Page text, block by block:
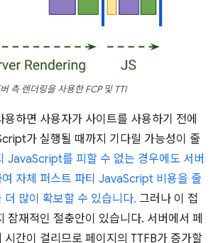
측 렌더링을 사용한 FCP 및 TTI
하면 사용자가 사이트를 사용하기 전에
가 실행될 때까지 기다릴 가능성이 줄
JavaScript를 피할 수 없는 경우에도 서버
자체 퍼스트 파티 JavaScript 비용을 줄
더 많이 확보할 수 있습니다. 그러나 이 접
잠재적인 절충안이 있습니다. 서버에서 페
시간이 걸리므로 페이지의 TTFB가 증가할